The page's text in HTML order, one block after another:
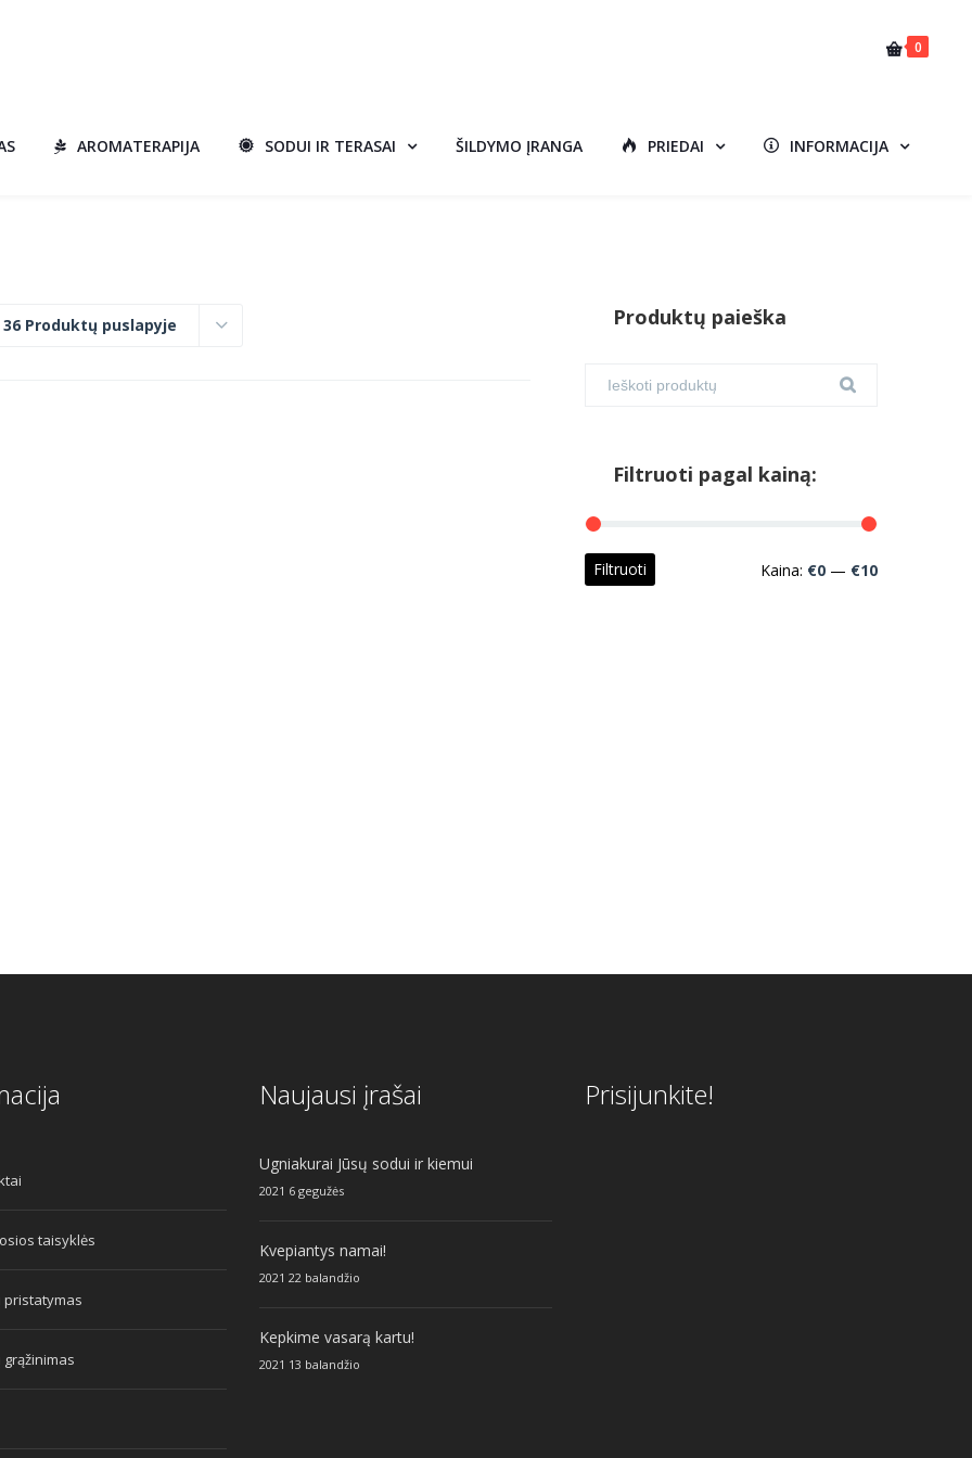
0
AROMATERAPIJA SODUI IR TERASAI ŠILDYMO ĮRANGA PRIEDAI INFORMACIJA
36 Produktų puslapyje Produktų paieška
Filtruoti pagal kainą:
Filtruoti Kaina: €0 — €10
taisyklės
pristatymas
Naujausi įrašai
Ugniakurai Jūsų sodui ir kiemui
2021 6 gegužės
Kvepiantys namai!
2021 22 balandžio
Kepkime vasarą kartu!
2021 13 balandžio
Prisijunkite!